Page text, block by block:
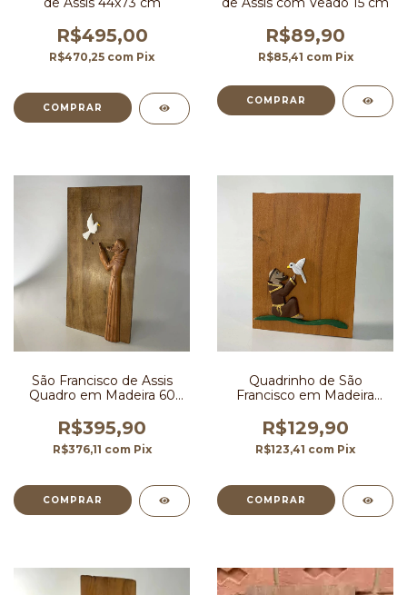
R$495,00
R$470,25 com Pix
R$89,90
R$85,41 com Pix
São Francisco de Assis
Quadro em Madeira 60
R$395,90
R$376,11 com Pix
Quadrinho de São
Francisco em Madeira
R$129,90
R$123,41 com Pix